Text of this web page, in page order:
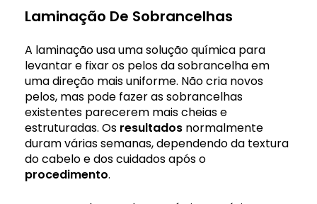
Laminação De Sobrancelhas
A laminação usa uma solução química para
levantar e fixar os pelos da sobrancelha em
uma direção mais uniforme. Não cria novos
pelos, mas pode fazer as sobrancelhas
existentes parecerem mais cheias e
estruturadas. Os resultados normalmente
duram várias semanas, dependendo da textura
do cabelo e dos cuidados após o
procedimento.